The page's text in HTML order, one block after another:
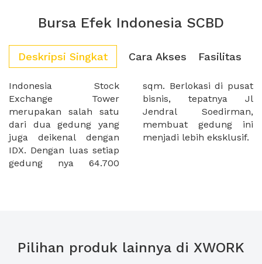
Bursa Efek Indonesia SCBD
Deskripsi Singkat Cara Akses Fasilitas
Indonesia Stock
Exchange Tower
merupakan salah satu
dari dua gedung yang
juga deikenal dengan
IDX. Dengan luas setiap
gedung nya 64.700
sqm. Berlokasi di pusat
bisnis, tepatnya Jl
Jendral Soedirman,
membuat gedung ini
menjadi lebih eksklusif.
Pilihan produk lainnya di XWORK